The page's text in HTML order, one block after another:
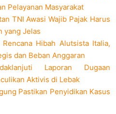
Pelayanan Masyarakat
TNI Awasi Wajib Pajak Harus
yang Jelas
Hibah Alutsista Italia,
dan Beban Anggaran
Laporan Dugaan
Aktivis di Lebak
Pastikan Penyidikan Kasus